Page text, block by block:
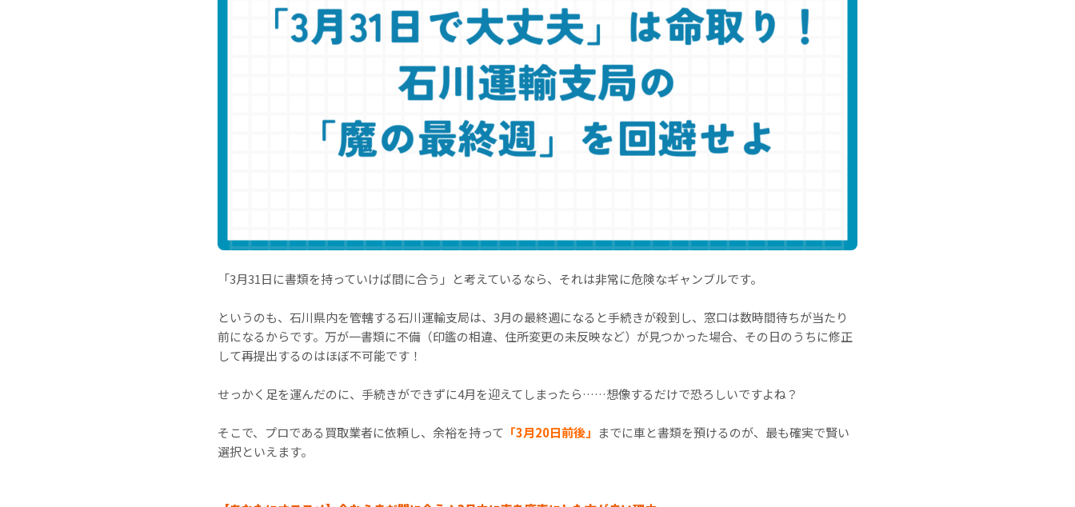
「3月31日に書類を持っていけば間に合う」と考えているなら、それは非常に危険なギャンブルです。
というのも、石川県内を管轄する石川運輸支局は、3月の最終週になると手続きが殺到し、窓口は数時間待ちが当たり
前になるからです。万が一書類に不備（印鑑の相違、住所変更の未反映など）が見つかった場合、その日のうちに修正
して再提出するのはほぼ不可能です！
せっかく足を運んだのに、手続きができずに4月を迎えてしまったら……想像するだけで恐ろしいですよね？
そこで、プロである買取業者に依頼し、余裕を持って 「3月20日前後」 までに車と書類を預けるのが、最も確実で賢い
選択といえます。